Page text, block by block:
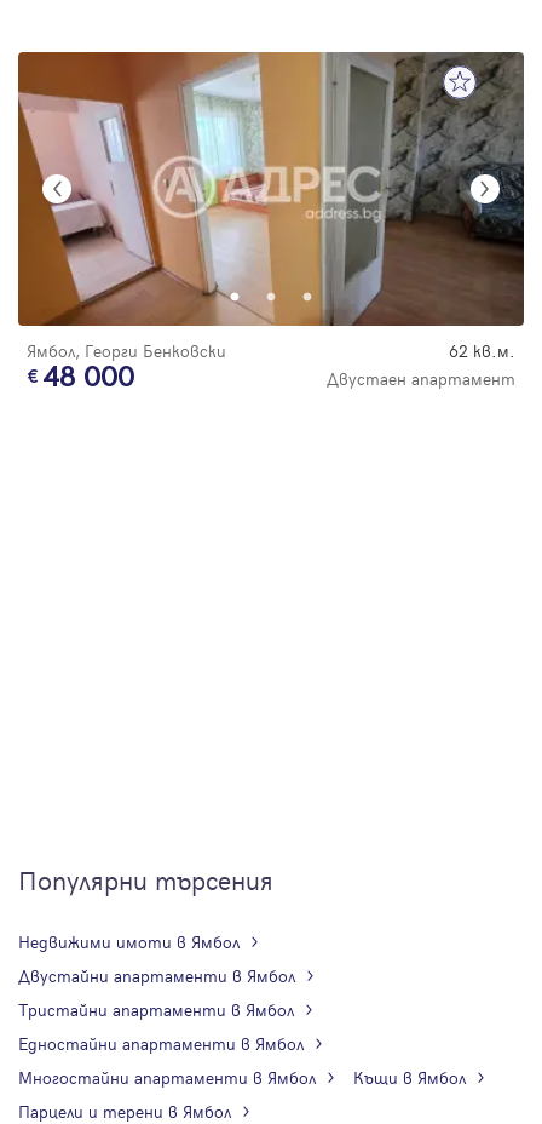
Ямбол, Георги Бенковски 62 кв.м.
48 000 Двустаен апартамент
Популярни търсения
Недвижими имоти в Ямбол
Двустайни апартаменти в Ямбол
Тристайни апартаменти в Ямбол
Едностайни апартаменти в Ямбол
Многостайни апартаменти в Ямбол
Къщи в Ямбол
Парцели и терени в Ямбол